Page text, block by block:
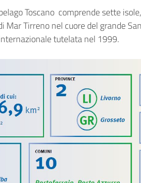
Toscano comprende sette
Tirreno nel cuore del grande
tutelata nel 1999.